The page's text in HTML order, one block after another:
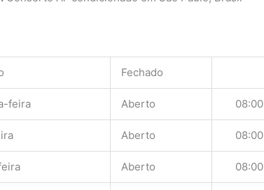
Fechado
feira Aberto 08:00
Aberto 08:00
Aberto 08:00